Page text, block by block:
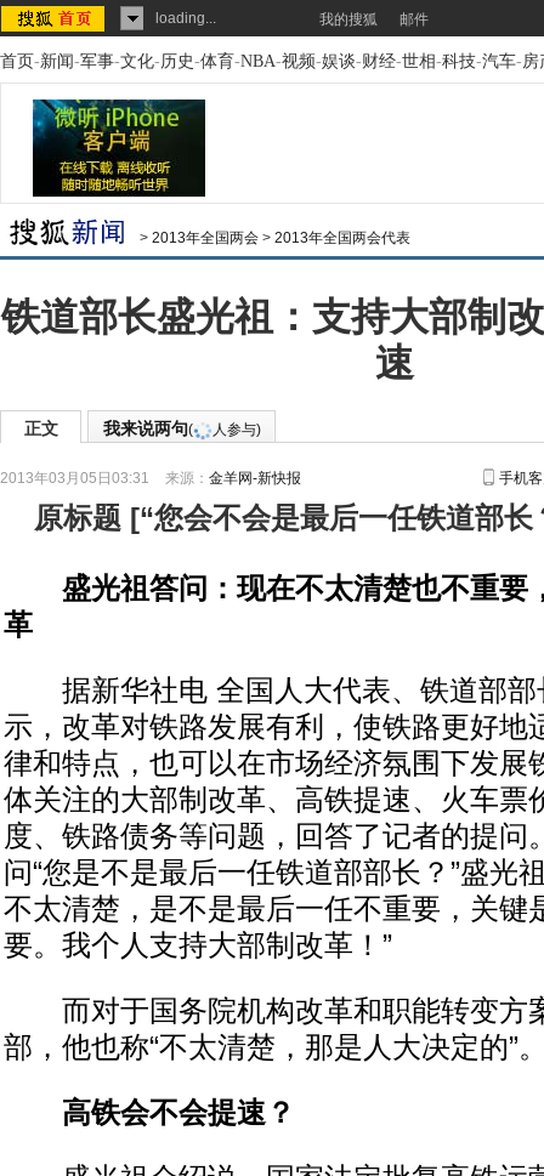
loading... 我的搜狐 邮件
首页-新闻-军事-文化-历史-体育-NBA-视频-娱谈-财经-世相-科技-汽车-房
> 2013年全国两会 > 2013年全国两会代表
铁道部长盛光祖：支持大部制
速
正文 我来说两句( 人参与)
2013年03月05日03:31 来源： 金羊网-新快报 手机
原标题 [“您会不会是最后一任铁道部长
盛光祖答问：现在不太清楚也不重要
革
据新华社电 全国人大代表、铁道部部
示，改革对铁路发展有利，使铁路更好地
律和特点，也可以在市场经济氛围下发展
体关注的大部制改革、高铁提速、火车票
度、铁路债务等问题，回答了记者的提问
问“您是不是最后一任铁道部部长？”盛光
不太清楚，是不是最后一任不重要，关键
要。我个人支持大部制改革！”
而对于国务院机构改革和职能转变方
部，他也称“不太清楚，那是人大决定的”
高铁会不会提速？